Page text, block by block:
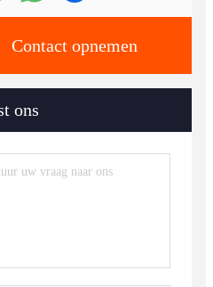
Contact opnemen
ons